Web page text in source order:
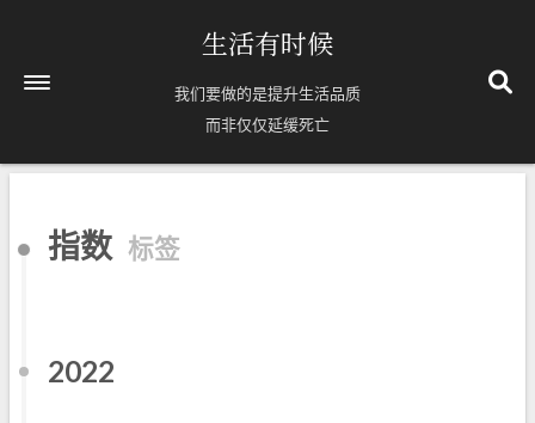
生活有时候
我们要做的是提升生活品质
而非仅仅延缓死亡
关于
分类
指数 标签
2022